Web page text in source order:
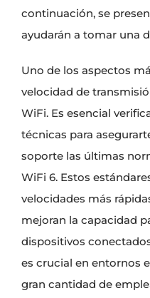
continuación, se
ayudarán a tomar una
Uno de los aspectos
velocidad de
WiFi. Es esencial
técnicas para
soporte las últimas
WiFi 6. Estos
velocidades más
mejoran la capacidad
dispositivos
es crucial en entornos
gran cantidad de